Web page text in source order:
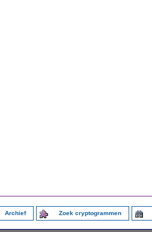
Archief Zoek cryptogrammen